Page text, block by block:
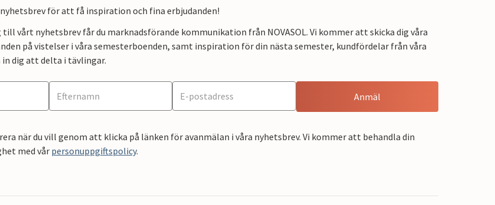
för att få inspiration och fina erbjudanden!
till vårt nyhetsbrev får du marknadsförande kommunikation från NOVASOL. Vi kommer att skicka dig våra
på vistelser i våra semesterboenden, samt inspiration för din nästa semester, kundfördelar från våra
in dig att delta i tävlingar.
Anmäl
när du vill genom att klicka på länken för avanmälan i våra nyhetsbrev. Vi kommer att behandla din
med vårpersonuppgiftspolicy.